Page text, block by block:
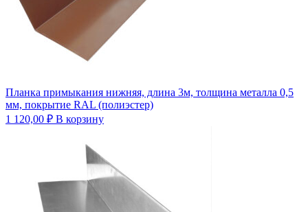
Планка примыкания нижняя, длина 3м, толщина металла 0,5
мм, покрытие RAL (полиэстер)
1 120,00 ₽ В корзину